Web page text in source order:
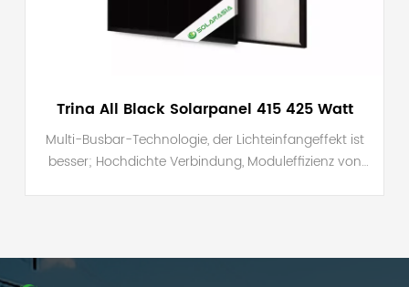
Trina All Black Solarpanel 415 425 Watt
Multi-Busbar-Technologie, der Lichteinfangeffekt ist
besser; Hochdichte Verbindung, Moduleffizienz von